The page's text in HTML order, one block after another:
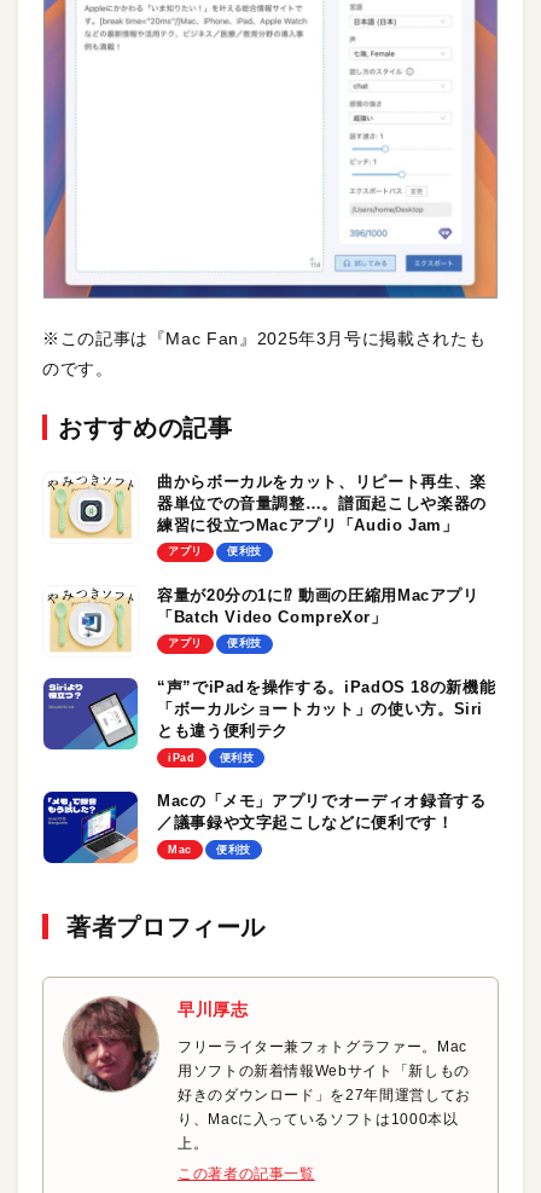
※この記事は『Mac Fan』2025年3月号に掲載されたも
のです。
おすすめの記事
曲からボーカルをカット、リピート再生、楽
器単位での音量調整…。譜面起こしや楽器の
練習に役立つMacアプリ「Audio Jam」
アプリ 便利技
容量が20分の1に⁉︎ 動画の圧縮用Macアプリ
「Batch Video CompreXor」
アプリ 便利技
“声”でiPadを操作する。iPadOS 18の新機能
「ボーカルショートカット」の使い方。Siri
とも違う便利テク
iPad 便利技
Macの「メモ」アプリでオーディオ録音する
／議事録や文字起こしなどに便利です！
Mac 便利技
著者プロフィール
早川厚志
フリーライター兼フォトグラファー。Mac
用ソフトの新着情報Webサイト「新しもの
好きのダウンロード」を27年間運営してお
り、Macに入っているソフトは1000本以
上。
この著者の記事一覧